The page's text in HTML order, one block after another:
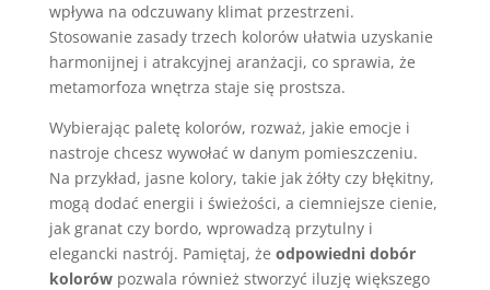
wpływa na odczuwany klimat przestrzeni.
Stosowanie zasady trzech kolorów ułatwia uzyskanie
harmonijnej i atrakcyjnej aranżacji, co sprawia, że
metamorfoza wnętrza staje się prostsza.
Wybierając paletę kolorów, rozważ, jakie emocje i
nastroje chcesz wywołać w danym pomieszczeniu.
Na przykład, jasne kolory, takie jak żółty czy błękitny,
mogą dodać energii i świeżości, a ciemniejsze cienie,
jak granat czy bordo, wprowadzą przytulny i
elegancki nastrój. Pamiętaj, że odpowiedni dobór
kolorówpozwala również stworzyć iluzję większego